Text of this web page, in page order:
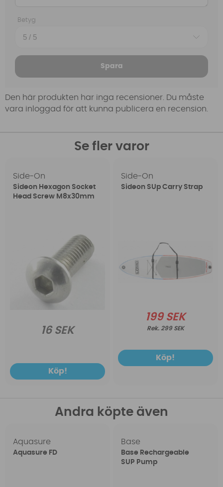
Betyg
Spara
Den här produkten har inga recensioner. Du måste
vara inloggad för att kunna publicera en recension.
Se fler varor
Side-On
Sideon Hexagon Socket
Head Screw M8x30mm
16 SEK
Köp!
Side-On
Sideon SUp Carry Strap
199 SEK
299 SEK
Köp!
Andra köpte även
Aquasure
Aquasure FD
Base
Base Rechargeable
SUP Pump